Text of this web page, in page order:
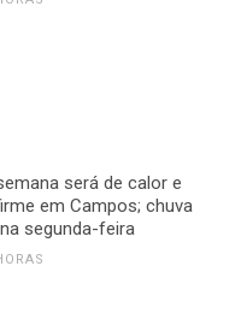
será de calor e
em Campos; chuva
segunda-feira